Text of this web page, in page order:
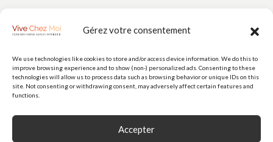
Gérez votre consentement
We use technologies like cookies to store and/or access device information. We do this to
improve browsing experience and to show (non-) personalized ads. Consenting to these
technologies will allow us to process data such as browsing behavior or unique IDs on this
site. Not consenting or withdrawing consent, may adversely affect certain features and
functions.
Accepter
PAIEMENTS